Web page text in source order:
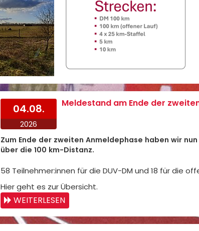
04.08.
2026
Meldestand am Ende der
Zum Ende der zweiten Anmeldephase haben wir
über die 100 km-Distanz.
58 Teilnehmer:innen für die DUV-DM und 18 für die
Hier geht es zur Übersicht.
WEITERLESEN